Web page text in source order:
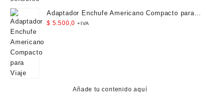
Adaptador Enchufe Americano Compacto para
Viaje
$ 5.500,0 +IVA
Añade tu contenido aquí